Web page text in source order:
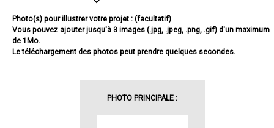
Photo(s) pour illustrer votre projet : (facultatif)
Vous pouvez ajouter jusqu'à 3 images (.jpg, .jpeg, .png, .gif) d'un maximum
de 1Mo.
Le téléchargement des photos peut prendre quelques secondes.
PHOTO PRINCIPALE :